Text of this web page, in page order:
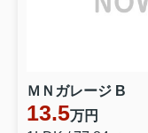
ＭＮガレージ B
13.5万円